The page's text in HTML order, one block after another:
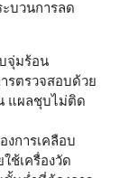
ะบวนการลด
จุ่มร้อน
รตรวจสอบด้วย
แผลชุบไม่ติด
งการเคลือบ
ช้เครื่องวัด